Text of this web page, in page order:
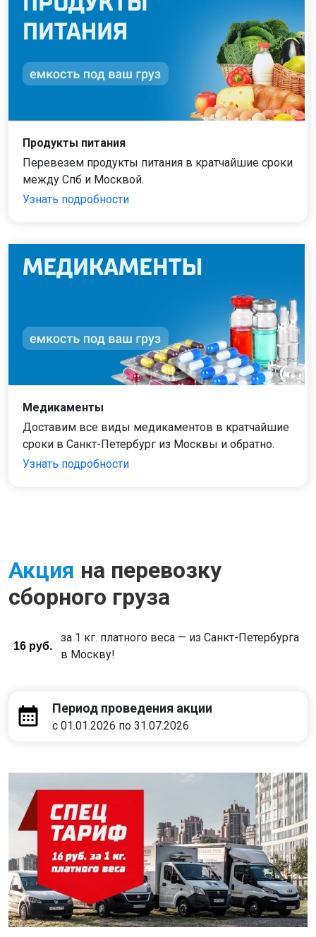
Продукты питания
Перевезем продукты питания в кратчайшие сроки
между Спб и Москвой.
Узнать подробности
Медикаменты
Доставим все виды медикаментов в кратчайшие
сроки в Санкт-Петербург из Москвы и обратно.
Узнать подробности
Акция на перевозку
сборного груза
16 руб.
за 1 кг. платного веса — из Санкт-Петербурга
в Москву!
Период проведения акции
с 01.01.2026 по 31.07.2026